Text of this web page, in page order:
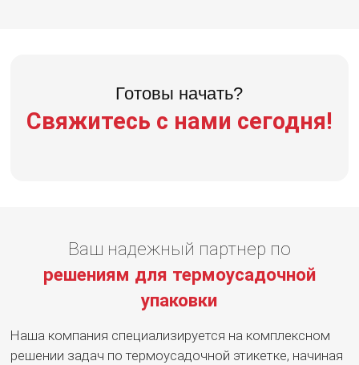
Готовы начать?
Свяжитесь с нами сегодня!
Ваш надежный партнер по
решениям для термоусадочной
упаковки
Наша компания специализируется на комплексном
решении задач по термоусадочной этикетке, начиная